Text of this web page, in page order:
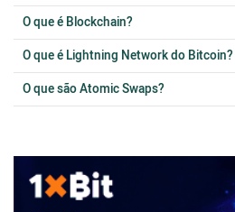
O que é Blockchain?
O que é Lightning Network do Bitcoin?
O que são Atomic Swaps?